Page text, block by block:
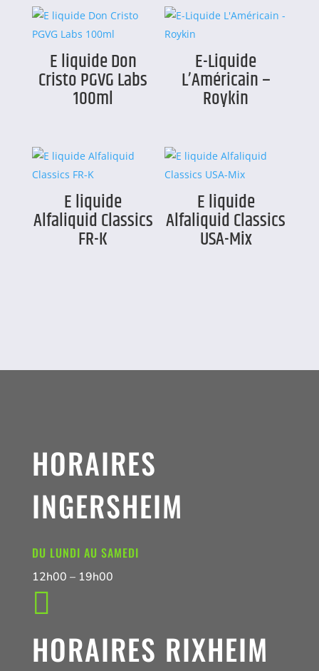
E liquide Don
Cristo PGVG Labs
100ml
E-Liquide
L’Américain –
Roykin
E liquide
Alfaliquid Classics
FR-K
E liquide
Alfaliquid Classics
USA-Mix
HORAIRES
INGERSHEIM
DU LUNDI AU SAMEDI
12h00 – 19h00

HORAIRES RIXHEIM